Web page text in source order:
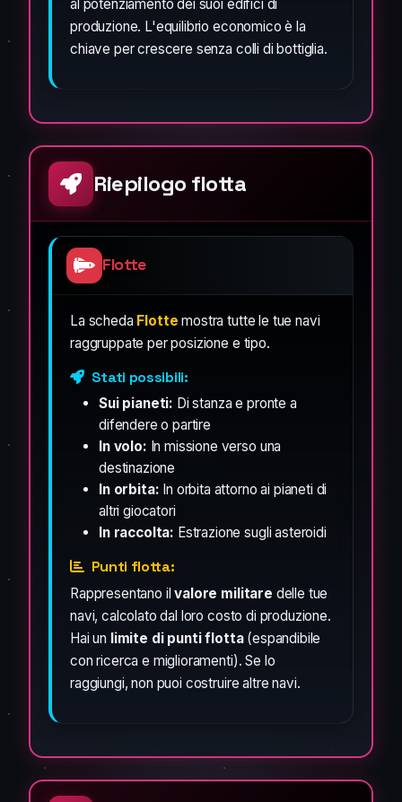
al potenziamento dei suoi edifici di
produzione. L'equilibrio economico è la
chiave per crescere senza colli di bottiglia.
Riepilogo flotta
Flotte
La scheda Flotte mostra tutte le tue navi
raggruppate per posizione e tipo.
Stati possibili:
Sui pianeti: Di stanza e pronte a
difendere o partire
In volo: In missione verso una
destinazione
In orbita: In orbita attorno ai pianeti di
altri giocatori
In raccolta: Estrazione sugli asteroidi
Punti flotta:
Rappresentano ilvalore militare delle tue
navi, calcolato dal loro costo di produzione.
Hai un limite di punti flotta(espandibile
con ricerca e miglioramenti). Se lo
raggiungi, non puoi costruire altre navi.